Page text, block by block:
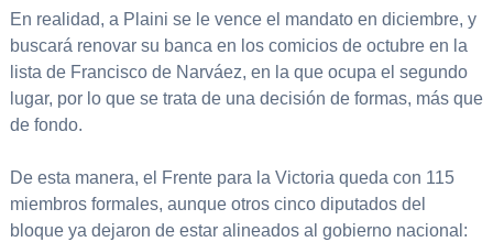
En realidad, a Plaini se le vence el mandato en diciembre, y
buscará renovar su banca en los comicios de octubre en la
lista de Francisco de Narváez, en la que ocupa el segundo
lugar, por lo que se trata de una decisión de formas, más que
de fondo.
De esta manera, el Frente para la Victoria queda con 115
miembros formales, aunque otros cinco diputados del
bloque ya dejaron de estar alineados al gobierno nacional: